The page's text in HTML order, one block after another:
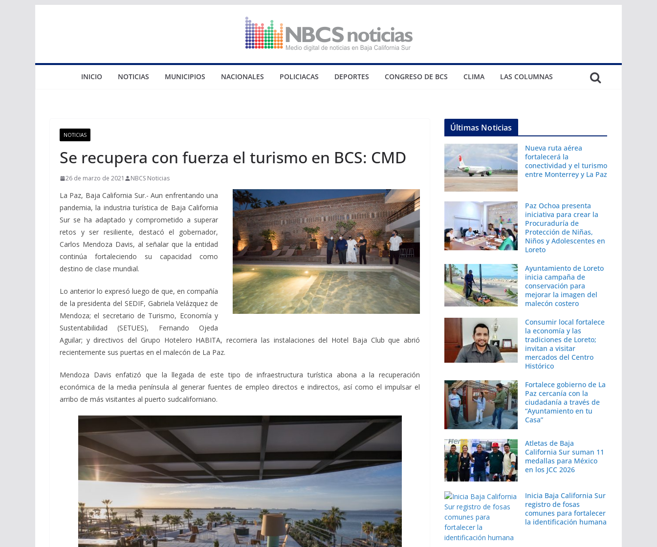
INICIO NOTICIAS MUNICIPIOS NACIONALES POLICIACAS DEPORTES CONGRESO DE BCS CLIMA LAS COLUMNAS
NOTICIAS
Se recupera con fuerza el turismo en BCS: CMD
26 de marzo de 2021 NBCS Noticias
La Paz, Baja California Sur.- Aun enfrentando una
pandemia, la industria turística de Baja California
Sur se ha adaptado y comprometido a superar
retos y ser resiliente, destacó el gobernador,
Carlos Mendoza Davis, al señalar que la entidad
continúa fortaleciendo su capacidad como
destino de clase mundial.
Lo anterior lo expresó luego de que, en compañía
de la presidenta del SEDIF, Gabriela Velázquez de
Mendoza; el secretario de Turismo, Economía y
Sustentabilidad (SETUES), Fernando Ojeda
Aguilar; y directivos del Grupo Hotelero HABITA, recorriera las instalaciones del Hotel Baja Club que abrió
recientemente sus puertas en el malecón de La Paz.
Mendoza Davis enfatizó que la llegada de este tipo de infraestructura turística abona a la recuperación
económica de la media península al generar fuentes de empleo directos e indirectos, así como el impulsar el
arribo de más visitantes al puerto sudcaliforniano.
Últimas Noticias
Nueva ruta aérea
fortalecerá la
conectividad y el turismo
entre Monterrey y La Paz
Paz Ochoa presenta
iniciativa para crear la
Procuraduría de
Protección de Niñas,
Niños y Adolescentes en
Loreto
Ayuntamiento de Loreto
inicia campaña de
conservación para
mejorar la imagen del
malecón costero
Consumir local fortalece
la economía y las
tradiciones de Loreto;
invitan a visitar
mercados del Centro
Histórico
Fortalece gobierno de La
Paz cercanía con la
ciudadanía a través de
“Ayuntamiento en tu
Casa”
Atletas de Baja
California Sur suman 11
medallas para México
en los JCC 2026
Inicia Baja California Sur
registro de fosas
comunes para fortalecer
la identificación humana